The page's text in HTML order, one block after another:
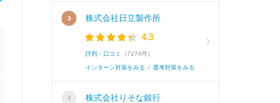
Q. 研究内容
私は以前再生可能エネルギーの事業化について
株式会社日立製作所
4.3
評判・口コミ （7274件）
インターン対策をみる / 選考対策をみる
株式会社りそな銀行